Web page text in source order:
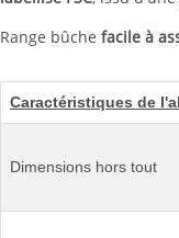
Range bûche facile à
Caractéristiques de
Dimensions hors tout